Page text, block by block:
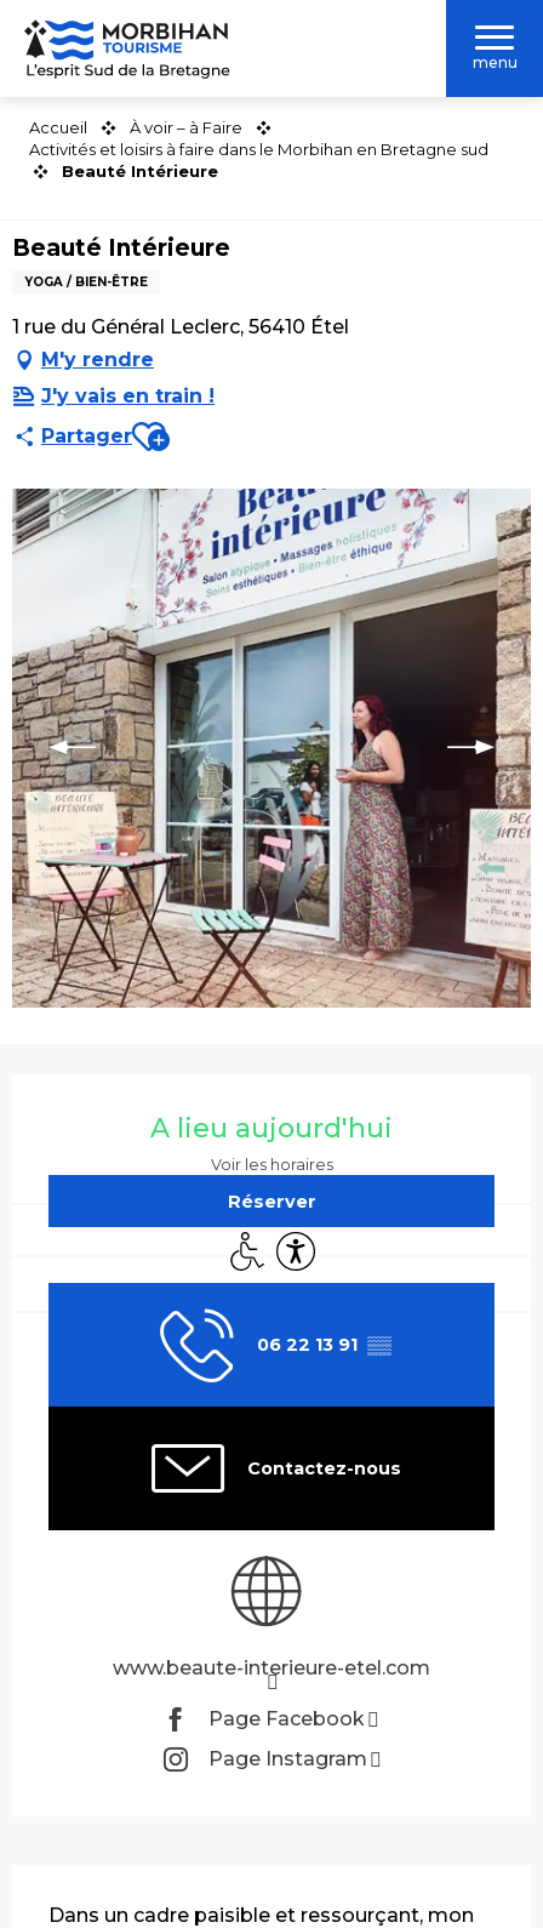
Aller
contenu
menu
Accueil
À voir – à Faire
Activités et loisirs à faire dans le Morbihan en Bretagne sud
Beauté Intérieure
Beauté Intérieure
YOGA / BIEN-ÊTRE
1 rue du Général Leclerc, 56410 Étel
M'y rendre
J'y vais en train !
PartagerAjouter aux favoris
A lieu aujourd'hui
Voir les horaires
Réserver
Accès handicapés
Accessibilité
06 22 13 91 ▒▒
Contactez-nous
www.beaute-interieure-etel.com
Page Facebook
Page Instagram
Dans un cadre paisible et ressourçant, mon